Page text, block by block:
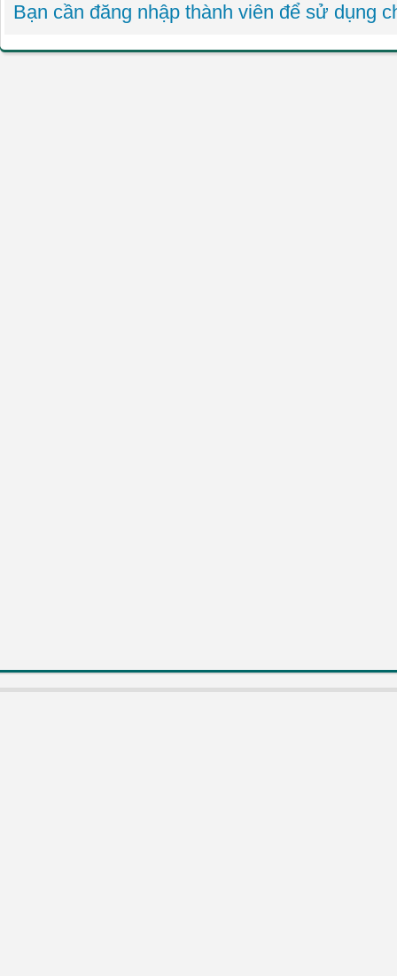
Bạn cần đăng nhập thành viên để sử dụng